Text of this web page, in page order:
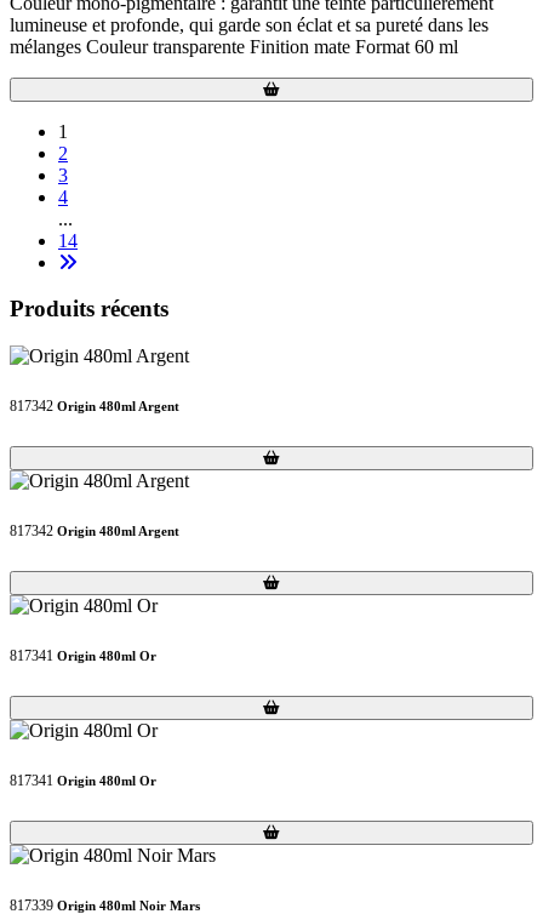
lumineuse et profonde, qui garde son éclat et sa pureté dans les
mélanges Couleur transparente Finition mate Format 60 ml
Loading...
Loading...
1
2
3
4
...
14
Produits récents
817342 Origin 480ml Argent
Loading...
Loading...
817342 Origin 480ml Argent
Loading...
Loading...
817341 Origin 480ml Or
Loading...
Loading...
817341 Origin 480ml Or
Loading...
Loading...
817339 Origin 480ml Noir Mars